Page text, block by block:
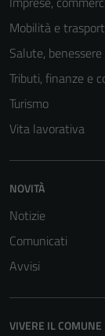
Mobilità e
Salute,
Tributi, finanze e
Turismo
Vita lavorativa
NOVITÀ
Notizie
Comunicati
Avvisi
VIVERE IL COMUNE